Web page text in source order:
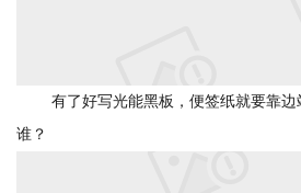
有了好写光能黑板，便签纸就要靠
谁？